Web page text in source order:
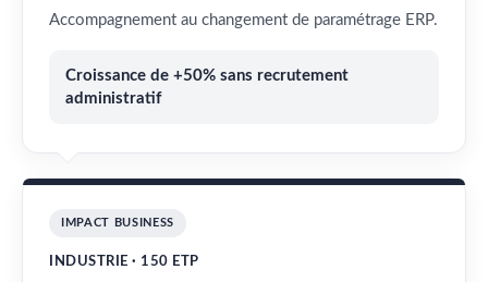
Accompagnement au changement de paramétrage ERP.
Croissance de +50% sans recrutement
administratif
IMPACT BUSINESS
INDUSTRIE · 150 ETP